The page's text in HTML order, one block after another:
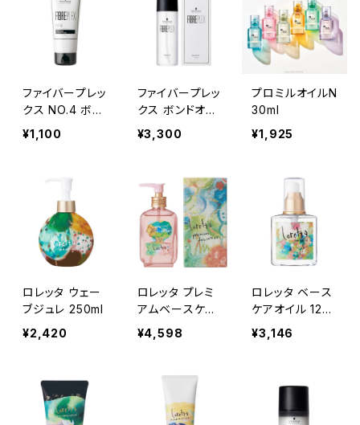
ファイバープレッ
クス NO.4 ボン
ド セラム
¥1,100
ファイバープレッ
クス ボンドオイ
ル
¥3,300
プロミルオイルN
30ml
¥1,925
ロレッタ ウェー
ブジュレ 250ml
¥2,420
ロレッタ プレミ
アムベースケア
オイル 100ml
¥4,598
ロレッタ ベース
ケアオイル 120
ml
¥3,146